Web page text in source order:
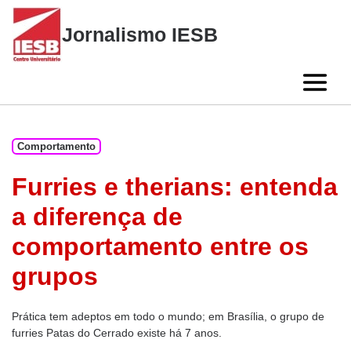
Skip
content
Jornalismo IESB
Comportamento
Furries e therians: entenda
a diferença de
comportamento entre os
grupos
Prática tem adeptos em todo o mundo; em Brasília, o grupo de
furries Patas do Cerrado existe há 7 anos.